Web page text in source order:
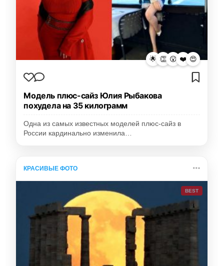
🌟 👏 😮 ❤️ 😍
Модель плюс-сайз Юлия Рыбакова
похудела на 35 килограмм
Одна из самых известных моделей плюс-сайз в
России кардинально изменила…
КРАСИВЫЕ ФОТО
BEST